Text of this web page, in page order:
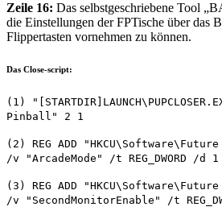
Zeile 16: Das selbstgeschriebene Tool
die Einstellungen der FPTische über das
Flippertasten vornehmen zu können.
Das Close-script:
(1)
Pinball" 2 1
(2) REG ADD
/v "ArcadeMode" /t REG_DWORD /d
(3) REG ADD
/v "SecondMonitorEnable" /t